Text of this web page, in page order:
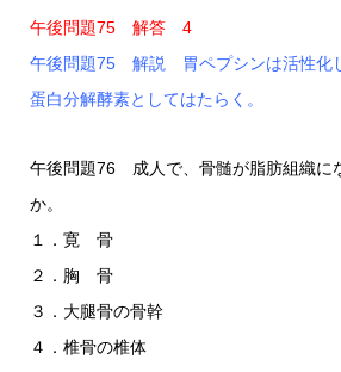
午後問題75 解答 4
午後問題75 解説 胃ペプシンは活性化
蛋白分解酵素としてはたらく。
午後問題76 成人で、骨髄が脂肪組織に
か。
１．寛 骨
２．胸 骨
３．大腿骨の骨幹
４．椎骨の椎体